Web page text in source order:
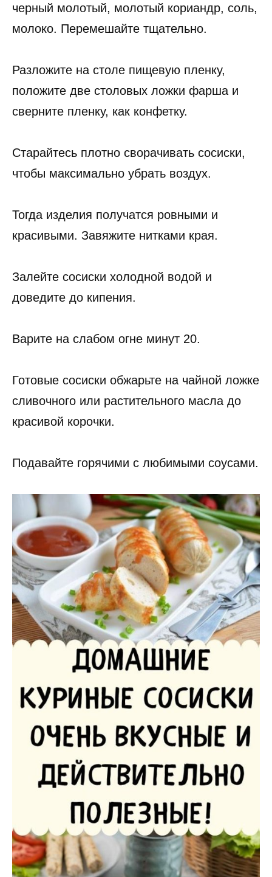
черный молотый, молотый кориандр, соль,
молоко. Перемешайте тщательно.
Разложите на столе пищевую пленку,
положите две столовых ложки фарша и
сверните пленку, как конфетку.
Старайтесь плотно сворачивать сосиски,
чтобы максимально убрать воздух.
Тогда изделия получатся ровными и
красивыми. Завяжите нитками края.
Залейте сосиски холодной водой и
доведите до кипения.
Варите на слабом огне минут 20.
Готовые сосиски обжарьте на чайной ложке
сливочного или растительного масла до
красивой корочки.
Подавайте горячими с любимыми соусами.